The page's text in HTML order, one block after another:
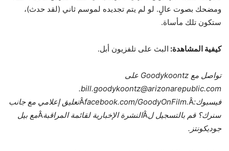
ومضحك بصوت عالٍ. لو لم يتم تجديده لموسم ثاني (لقد حدث)،
ستكون تلك مأساة.
كيفية المشاهدة: البث على تلفزيون أبل.
تواصل مع Goodykoontz على
bill.goodykoontz@arizonarepublic.com.
فيسبوك:
Âfacebook.com/GoodyOnFilm.Â
تعليق إعلامي مع جانب
سنرك؟ قم بالتسجيل لÂالنشرة الإخبارية لقائمة المراقبةÂمع بيل
جوديكونتز.